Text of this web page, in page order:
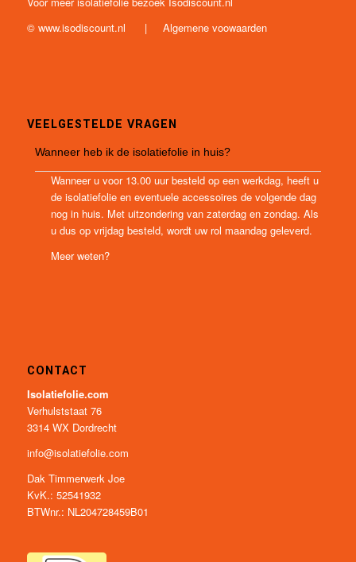
© www.isodiscount.nl | Algemene voowaarden
VEELGESTELDE VRAGEN
Wanneer heb ik de isolatiefolie in huis?
Wanneer u voor 13.00 uur besteld op een werkdag, heeft u
de isolatiefolie en eventuele accessoires de volgende dag
nog in huis. Met uitzondering van zaterdag en zondag. Als
u dus op vrijdag besteld, wordt uw rol maandag geleverd.
Meer weten?
CONTACT
Isolatiefolie.com
Verhulststaat 76
3314 WX Dordrecht
info@isolatiefolie.com
Dak Timmerwerk Joe
KvK.: 52541932
BTWnr.: NL204728459B01